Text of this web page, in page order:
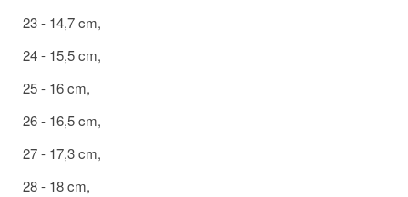
23 - 14,7 cm,
24 - 15,5 cm,
25 - 16 cm,
26 - 16,5 cm,
27 - 17,3 cm,
28 - 18 cm,